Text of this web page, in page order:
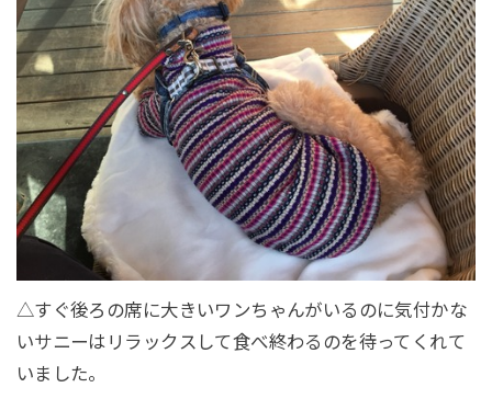
△すぐ後ろの席に大きいワンちゃんがいるのに気付かな
いサニーはリラックスして食べ終わるのを待ってくれて
いました。